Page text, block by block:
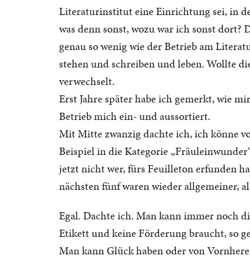
Literaturinstitut eine Einrichtung sei, in
was denn sonst, wozu war ich sonst
genau so wenig wie der Betrieb am
stehen und schreiben und leben. Wollte
verwechselt.
Erst Jahre später habe ich gemerkt, wie
Betrieb mich ein- und aussortiert.
Mit Mitte zwanzig dachte ich, ich könne
Beispiel in die Kategorie
jetzt nicht wer, fürs Feuilleton erfunden
nächsten fünf waren wieder allgemeiner,
Egal. Dachte ich. Man kann immer noch
Etikett und keine Förderung braucht, so
Man kann Glück haben oder von